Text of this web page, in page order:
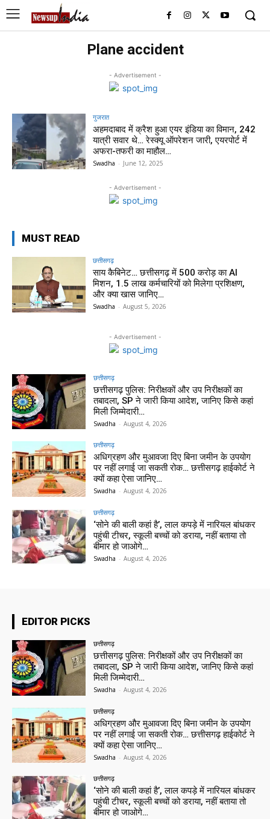
Plane accident
- Advertisement -
गुजरात
अहमदाबाद में क्रैश हुआ एयर इंडिया का विमान, 242
यात्री सवार थे… रेस्क्यू ऑपरेशन जारी, एयरपोर्ट में
अफरा-तफरी का माहौल…
Swadha - June 12, 2025
- Advertisement -
MUST READ
छत्तीसगढ़
साय कैबिनेट… छत्तीसगढ़ में 500 करोड़ का AI
मिशन, 1.5 लाख कर्मचारियों को मिलेगा प्रशिक्षण,
और क्या खास जानिए…
Swadha - August 5, 2026
- Advertisement -
छत्तीसगढ़
छत्तीसगढ़ पुलिस: निरीक्षकों और उप निरीक्षकों का
तबादला, SP ने जारी किया आदेश, जानिए किसे कहां
मिली जिम्मेदारी…
Swadha - August 4, 2026
छत्तीसगढ़
अधिग्रहण और मुआवजा दिए बिना जमीन के उपयोग
पर नहीं लगाई जा सकती रोक… छत्तीसगढ़ हाईकोर्ट ने
क्यों कहा ऐसा जानिए…
Swadha - August 4, 2026
छत्तीसगढ़
‘सोने की बाली कहां है’, लाल कपड़े में नारियल बांधकर
पहुंची टीचर, स्कूली बच्चों को डराया, नहीं बताया तो
बीमार हो जाओगे…
Swadha - August 4, 2026
EDITOR PICKS
छत्तीसगढ़
छत्तीसगढ़ पुलिस: निरीक्षकों और उप निरीक्षकों का
तबादला, SP ने जारी किया आदेश, जानिए किसे कहां
मिली जिम्मेदारी…
Swadha - August 4, 2026
छत्तीसगढ़
अधिग्रहण और मुआवजा दिए बिना जमीन के उपयोग
पर नहीं लगाई जा सकती रोक… छत्तीसगढ़ हाईकोर्ट ने
क्यों कहा ऐसा जानिए…
Swadha - August 4, 2026
छत्तीसगढ़
‘सोने की बाली कहां है’, लाल कपड़े में नारियल बांधकर
पहुंची टीचर, स्कूली बच्चों को डराया, नहीं बताया तो
बीमार हो जाओगे…